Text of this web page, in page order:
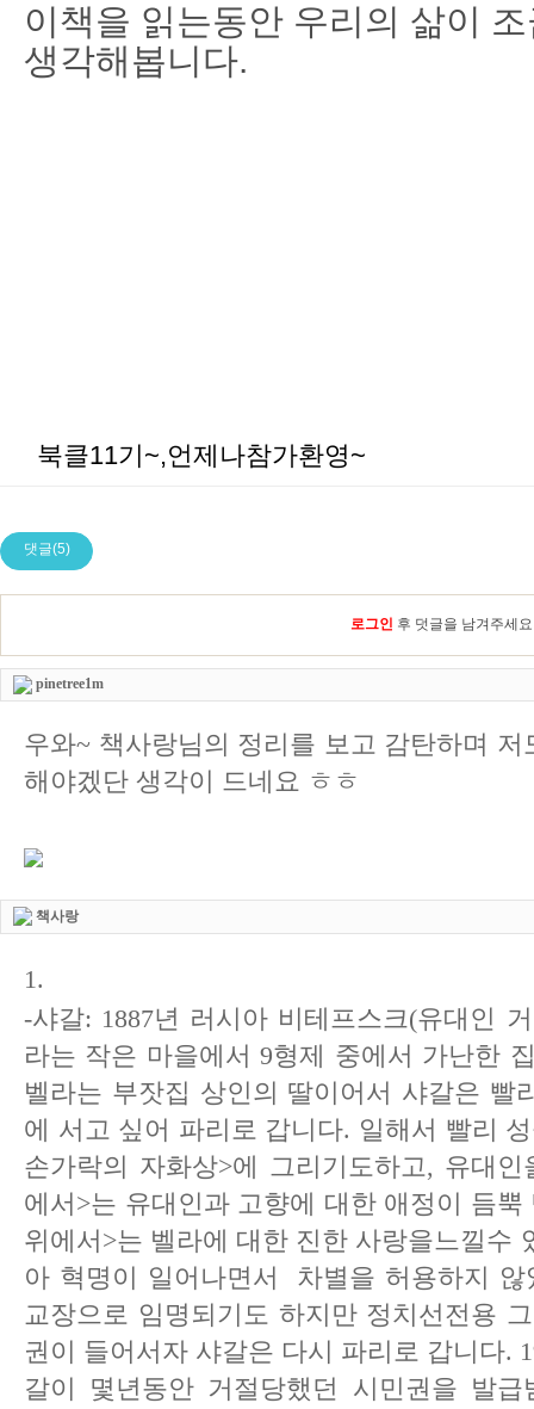
이책을 읽는동안 우리의 삶이
생각해봅니다.
북클11기~,언제나참가환영~
댓글(5)
로그인 후 덧글을 남겨주세요
pinetree1m
우와~ 책사랑님의 정리를 보고 감탄하며
해야겠단 생각이 드네요 ㅎㅎ
책사랑
1.
-샤갈: 1887년 러시아 비테프스크(유대인
라는 작은 마을에서 9형제 중에서 가난한
벨라는 부잣집 상인의 딸이어서 샤갈은 빨
에 서고 싶어 파리로 갑니다. 일해서 빨리
손가락의 자화상>에 그리기도하고, 유대
에서>는 유대인과 고향에 대한 애정이 듬
위에서>는 벨라에 대한 진한 사랑을느낄수
아 혁명이 일어나면서 차별을 허용하지 않
교장으로 임명되기도 하지만 정치선전용
권이 들어서자 샤갈은 다시 파리로 갑니다.
갈이 몇년동안 거절당했던 시민권을 발급